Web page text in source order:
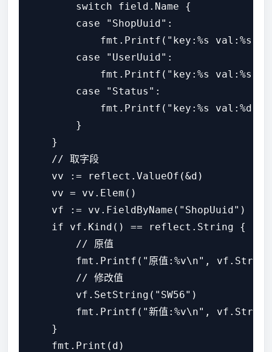
        switch field.Name {
        case "ShopUuid":
fmt.Printf("key:%s val:%s
        case "UserUuid":
fmt.Printf("key:%s val:%s
        case "Status":
fmt.Printf("key:%s val:%d
        }
    }
    // 取字段
    vv := reflect.ValueOf(&d)
    vv = vv.Elem()
    vf := vv.FieldByName("ShopUuid")
    if vf.Kind() == reflect.String {
        // 原值
fmt.Printf("原值:%v\n",
        // 修改值
        vf.SetString("SW56")
fmt.Printf("新值:%v\n",
    }
    fmt.Print(d)